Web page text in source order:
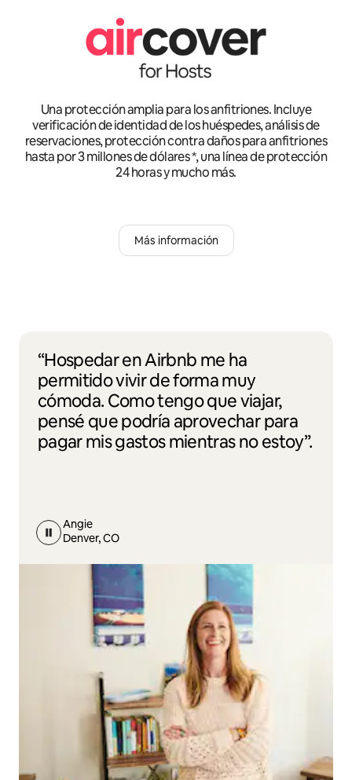
Una protección amplia para los anfitriones. Incluye
verificación de identidad de los huéspedes, análisis de
reservaciones, protección contra daños para anfitriones
hasta por 3 millones de dólares *, una línea de protección
24 horas y mucho más.
Más información
“Hospedar en Airbnb me ha
permitido vivir de forma muy
cómoda. Como tengo que viajar,
pensé que podría aprovechar para
pagar mis gastos mientras no estoy”.
Angie
Denver, CO